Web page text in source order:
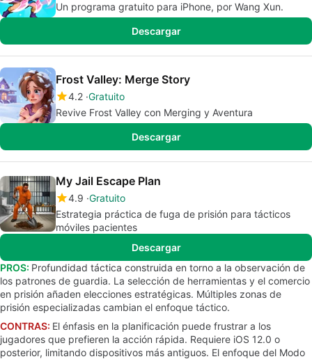
Un programa gratuito para iPhone, por Wang Xun.
Descargar
Frost Valley: Merge Story
4.2 Gratuito
Revive Frost Valley con Merging y Aventura
Descargar
My Jail Escape Plan
4.9 Gratuito
Estrategia práctica de fuga de prisión para tácticos
móviles pacientes
Descargar
PROS: Profundidad táctica construida en torno a la observación de
los patrones de guardia. La selección de herramientas y el comercio
en prisión añaden elecciones estratégicas. Múltiples zonas de
prisión especializadas cambian el enfoque táctico.
CONTRAS: El énfasis en la planificación puede frustrar a los
jugadores que prefieren la acción rápida. Requiere iOS 12.0 o
posterior, limitando dispositivos más antiguos. El enfoque del Modo